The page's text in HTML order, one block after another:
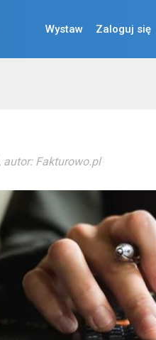
Wystaw Zaloguj się
autor: Fakturowo.pl